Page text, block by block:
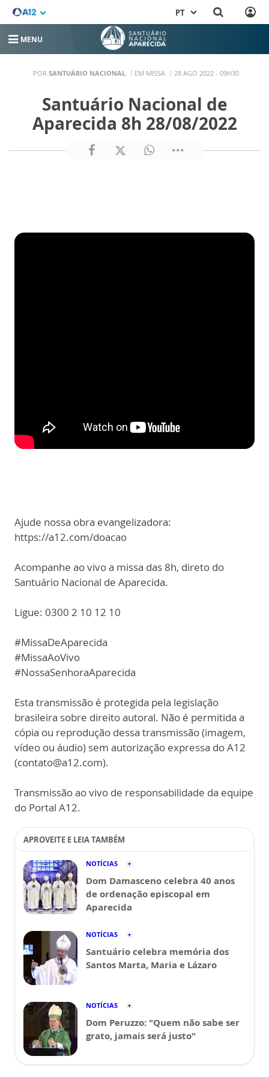
PT
MENU
POR SANTUÁRIO NACIONAL EM MISSA 28 AGO 2022 - 09H30
Santuário Nacional de
Aparecida 8h 28/08/2022
Ajude nossa obra evangelizadora:
https://a12.com/doacao
Acompanhe ao vivo a missa das 8h, direto do
Santuário Nacional de Aparecida.
Ligue: 0300 2 10 12 10
#MissaDeAparecida
#MissaAoVivo
#NossaSenhoraAparecida
Esta transmissão é protegida pela legislação
brasileira sobre direito autoral. Não é permitida a
cópia ou reprodução dessa transmissão (imagem,
vídeo ou áudio) sem autorização expressa do A12
(contato@a12.com).
Transmissão ao vivo de responsabilidade da equipe
do Portal A12.
APROVEITE E LEIA TAMBÉM
NOTÍCIAS
Dom Damasceno celebra 40 anos
de ordenação episcopal em
Aparecida
NOTÍCIAS
Santuário celebra memória dos
Santos Marta, Maria e Lázaro
NOTÍCIAS
Dom Peruzzo: "Quem não sabe ser
grato, jamais será justo"